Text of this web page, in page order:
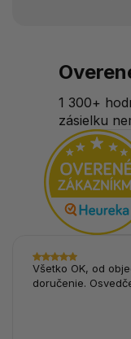
1 300+
zásielku
Všetko OK, od
doručenie.